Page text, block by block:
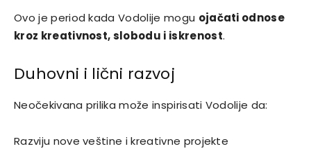
Ovo je period kada Vodolije mogu ojačati odnose
kroz kreativnost, slobodu i iskrenost.
Duhovni i lični razvoj
Neočekivana prilika može inspirisati Vodolije da:
Razviju nove veštine i kreativne projekte